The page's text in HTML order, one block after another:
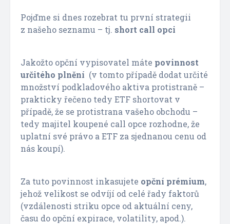
Pojďme si dnes rozebrat tu první strategii
z našeho seznamu – tj. short call opci
Jakožto opční vypisovatel máte povinnost
určitého plnění (v tomto případě dodat určité
množství podkladového aktiva protistraně –
prakticky řečeno tedy ETF shortovat v
případě, že se protistrana vašeho obchodu –
tedy majitel koupené call opce rozhodne, že
uplatní své právo a ETF za sjednanou cenu od
nás koupí).
Za tuto povinnost inkasujete opční prémium,
jehož velikost se odvíjí od celé řady faktorů
(vzdálenosti striku opce od aktuální ceny,
času do opční expirace, volatility, apod.).